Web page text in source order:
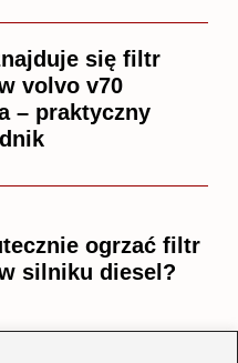
się filtr
volvo v70
– praktyczny
ogrzać filtr
silniku diesel?